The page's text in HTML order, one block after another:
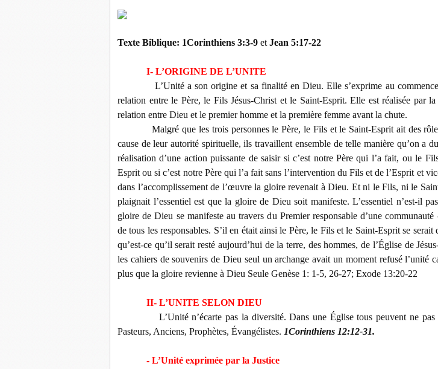
Texte Biblique: 1Corinthiens 3:3-9 et Jean 5:17-22
I- L’ORIGINE DE L’UNITE
L’Unité a son origine et sa finalité en Dieu. Elle s’exprime au
relation entre le Père, le Fils Jésus-Christ et le Saint-Esprit. Elle est réalisée par la
relation entre Dieu et le premier homme et la première femme avant la chute.
Malgré que les trois personnes le Père, le Fils et le Saint-Esprit ait des
cause de leur autorité spirituelle, ils travaillent ensemble de telle manière qu’on a
réalisation d’une action puissante de saisir si c’est notre Père qui l’a fait, ou le
Esprit ou si c’est notre Père qui l’a fait sans l’intervention du Fils et de l’Esprit et
dans l’accomplissement de l’œuvre la gloire revenait à Dieu. Et ni le Fils, ni le
plaignait l’essentiel est que la gloire de Dieu soit manifeste. L’essentiel n’est-il
gloire de Dieu se manifeste au travers du Premier responsable d’une communauté
de tous les responsables. S’il en était ainsi le Père, le Fils et le Saint-Esprit se serait
qu’est-ce qu’il serait resté aujourd’hui de la terre, des hommes, de l’Église de
les cahiers de souvenirs de Dieu seul un archange avait un moment refusé l’unité
plus que la gloire revienne à Dieu Seule Genèse 1: 1-5, 26-27; Exode 13:20-22
II- L’UNITE SELON DIEU
L’Unité n’écarte pas la diversité. Dans une Église tous peuvent ne pas
Pasteurs, Anciens, Prophètes, Évangélistes. 1Corinthiens 12:12-31.
- L’Unité exprimée par la Justice